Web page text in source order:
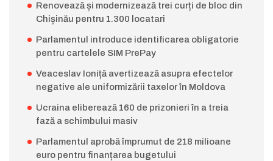
Renovează și modernizează trei curți de bloc din
Chișinău pentru 1.300 locatari
Parlamentul introduce identificarea obligatorie
pentru cartelele SIM PrePay
Veaceslav Ioniță avertizează asupra efectelor
negative ale uniformizării taxelor în Moldova
Ucraina eliberează 160 de prizonieri în a treia
fază a schimbului masiv
Parlamentul aprobă împrumut de 218 milioane
euro pentru finanțarea bugetului